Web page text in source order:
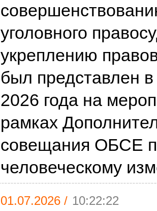
уголовного
укреплению
был представлен
2026 года на
рамках
совещания ОБСЕ
человеческому
01.07.2026 / 10:22:22